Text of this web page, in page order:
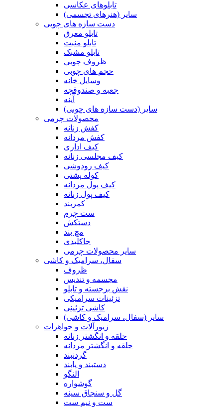
تابلوهای عکاسی
سایر (هنرهای تجسمی)
دست سازه های چوبی
تابلو معرق
تابلو منبت
تابلو مشبک
ظروف چوبی
حجم های چوبی
وسایل خانه
جعبه و صندوقچه
آینه
سایر (دست سازه های چوبی)
محصولات چرمی
کفش زنانه
کفش مردانه
کیف اداری
کیف مجلسی زنانه
کیف رودوشی
کوله پشتی
کیف پول مردانه
کیف پول زنانه
کمربند
ست چرم
دستکش
مچ بند
جاکلیدی
سایر محصولات چرمی
سفال، سرامیک و کاشی
ظروف
مجسمه و تندیس
نقش برجسته و تابلو
تزئینات سرامیکی
کاشی تزئینی
سایر (سفال، سرامیک و کاشی)
زیورآلات و جواهرات
حلقه و انگشتر زنانه
حلقه و انگشتر مردانه
گردنبند
دستبند و پابند
النگو
گوشواره
گل و سنجاق سینه
ست و نیم ست